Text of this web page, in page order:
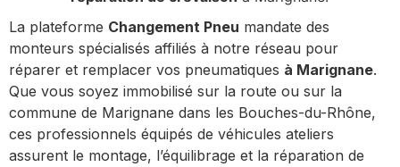
La plateforme Changement Pneu mandate des
monteurs spécialisés affiliés à notre réseau pour
réparer et remplacer vos pneumatiques à Marignane.
Que vous soyez immobilisé sur la route ou sur la
commune de Marignane dans les Bouches-du-Rhône,
ces professionnels équipés de véhicules ateliers
assurent le montage, l’équilibrage et la réparation de